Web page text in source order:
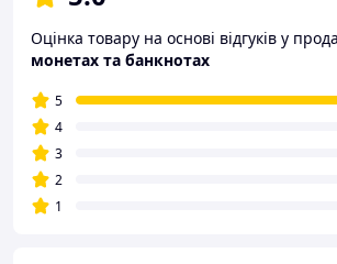
Оцінка товару на основі відгуків у
монетах та банкнотах
5
4
3
2
1